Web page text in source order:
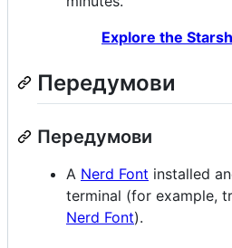
Explore the
Передумови
Передумови
A Nerd Font installed
terminal (for example,
Nerd Font).